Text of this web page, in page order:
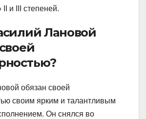
и III степеней.
Лановой
обязан своей
своим ярким и талантливым
Он снялся во